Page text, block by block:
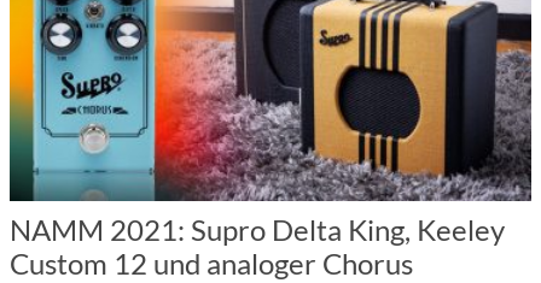
NAMM 2021: Supro Delta King, Keeley
Custom 12 und analoger Chorus